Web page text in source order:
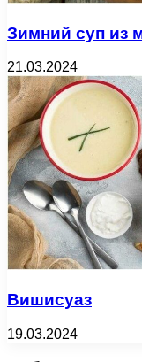
Зимний суп из
21.03.2024
Вишисуаз
19.03.2024